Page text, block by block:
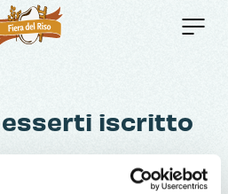
esserti iscritto